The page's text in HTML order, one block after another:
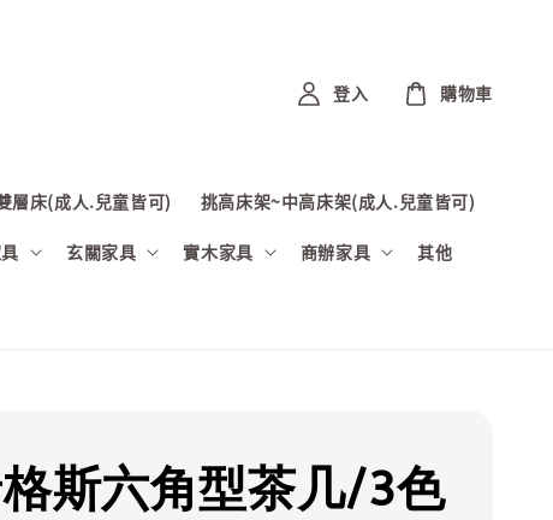
層床(成人.兒童皆可) 挑高床架~中高床架(成人.兒童皆可)
玄關家具 實木家具 商辦家具 其他
登入 購物車
格斯六角型茶几/3色